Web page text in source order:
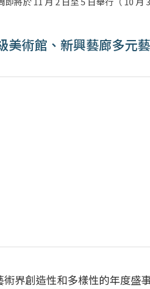
美術館、新興藝廊多元
術界創造性和多樣性的年度